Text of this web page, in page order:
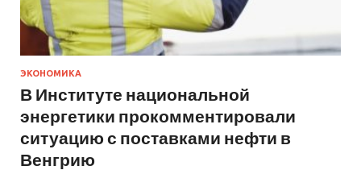
ЭКОНОМИКА
В Институте национальной
энергетики прокомментировали
ситуацию с поставками нефти в
Венгрию